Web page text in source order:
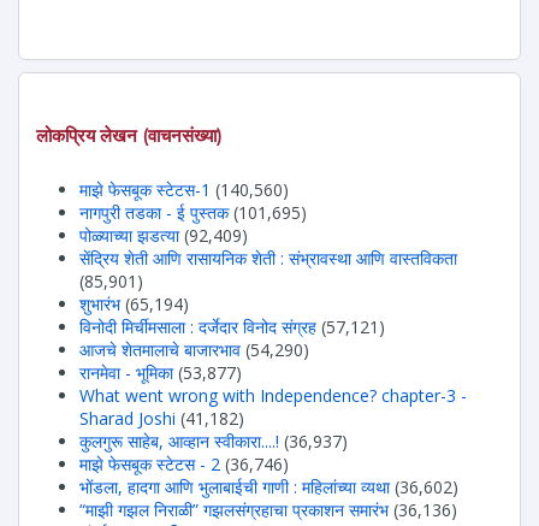
लोकप्रिय लेखन (वाचनसंख्या)
माझे फेसबूक स्टेटस-1 (140,560)
नागपुरी तडका - ई पुस्तक (101,695)
पोळ्याच्या झडत्या (92,409)
सेंद्रिय शेती आणि रासायनिक शेती : संभ्रावस्था आणि वास्तविकता
(85,901)
शुभारंभ (65,194)
विनोदी मिर्चीमसाला : दर्जेदार विनोद संग्रह (57,121)
आजचे शेतमालाचे बाजारभाव (54,290)
रानमेवा - भूमिका (53,877)
What went wrong with Independence? chapter-3 -
Sharad Joshi (41,182)
कुलगुरू साहेब, आव्हान स्वीकारा....! (36,937)
माझे फेसबूक स्टेटस - 2 (36,746)
भोंडला, हादगा आणि भुलाबाईची गाणी : महिलांच्या व्यथा (36,602)
“माझी गझल निराळी” गझलसंग्रहाचा प्रकाशन समारंभ (36,136)